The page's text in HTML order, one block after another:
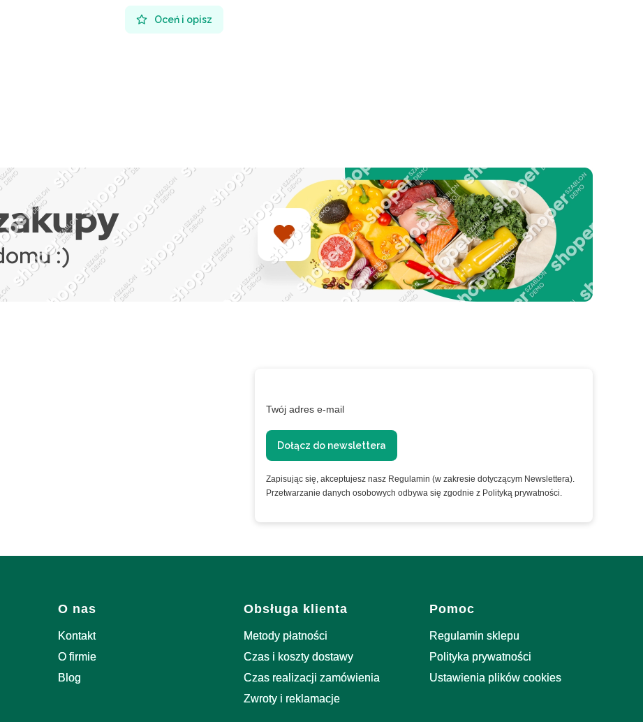
Oceń i opisz
Twój adres e-mail
Dołącz do newslettera
Zapisując się, akceptujesz nasz Regulamin (w zakresie dotyczącym Newslettera).
Przetwarzanie danych osobowych odbywa się zgodnie z Polityką prywatności.
Linki w stopce
O nas
Kontakt
O firmie
Blog
Obsługa klienta
Metody płatności
Czas i koszty dostawy
Czas realizacji zamówienia
Zwroty i reklamacje
Pomoc
Regulamin sklepu
Polityka prywatności
Ustawienia plików cookies